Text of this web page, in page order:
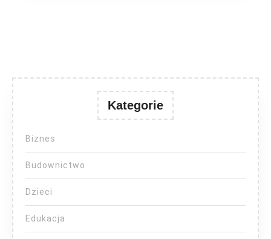
Kategorie
Biznes
Budownictwo
Dzieci
Edukacja